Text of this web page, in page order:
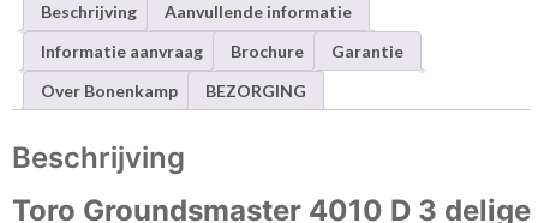
Beschrijving
Aanvullende informatie
Informatie aanvraag
Brochure
Garantie
Over Bonenkamp
BEZORGING
Beschrijving
Toro Groundsmaster 4010 D 3 delige